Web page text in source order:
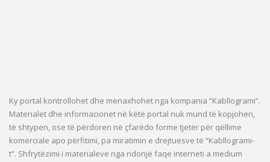
Ky portal kontrollohet dhe menaxhohet nga kompania “Kabllogrami”.
Materialet dhe informacionet në këtë portal nuk mund të kopjohen,
të shtypen, ose të përdoren në çfarëdo forme tjetër për qëllime
komerciale apo përfitimi, pa miratimin e drejtuesve të “Kabllogrami-
t”. Shfrytëzimi i materialeve nga ndonjë faqe interneti a medium